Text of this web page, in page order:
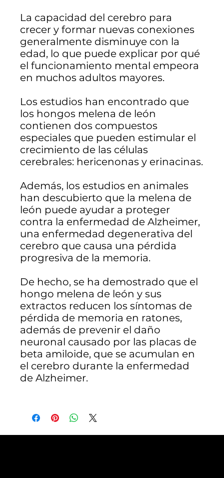
La capacidad del cerebro para
crecer y formar nuevas conexiones
generalmente disminuye con la
edad, lo que puede explicar por qué
el funcionamiento mental empeora
en muchos adultos mayores.
Los estudios han encontrado que
los hongos melena de león
contienen dos compuestos
especiales que pueden estimular el
crecimiento de las células
cerebrales: hericenonas y erinacinas.
Además, los estudios en animales
han descubierto que la melena de
león puede ayudar a proteger
contra la enfermedad de Alzheimer,
una enfermedad degenerativa del
cerebro que causa una pérdida
progresiva de la memoria.
De hecho, se ha demostrado que el
hongo melena de león y sus
extractos reducen los síntomas de
pérdida de memoria en ratones,
además de prevenir el daño
neuronal causado por las placas de
beta amiloide, que se acumulan en
el cerebro durante la enfermedad
de Alzheimer.